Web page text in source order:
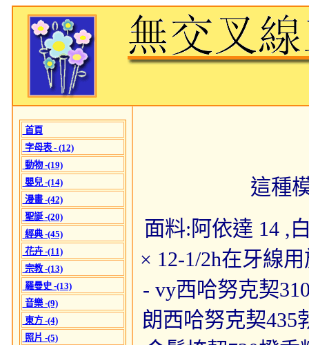
首頁
字母表 - (12)
動物 -(19)
嬰兒 -(14)
漫畫 -(42)
聖誕 -(20)
經典 -(45)
花卉 -(11)
宗教 -(13)
羅曼史 -(13)
音樂 -(9)
東方 -(4)
照片 -(5)
這種
面料:阿依達 14 ,
× 12-1/2h在牙線
- vy西哈努克契
朗西哈努克契435